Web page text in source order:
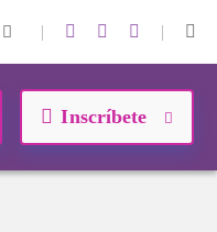
| |
Inscríbete